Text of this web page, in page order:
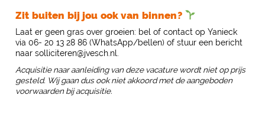
Zit buiten bij jou ook van binnen?
Laat er geen gras over groeien: bel of contact op Yanieck
via 06- 20 13 28 86 (WhatsApp/bellen) of stuur een bericht
naar solliciteren@jvesch.nl.
Acquisitie naar aanleiding van deze vacature wordt niet op prijs
gesteld. Wij gaan dus ook niet akkoord met de aangeboden
voorwaarden bij acquisitie.